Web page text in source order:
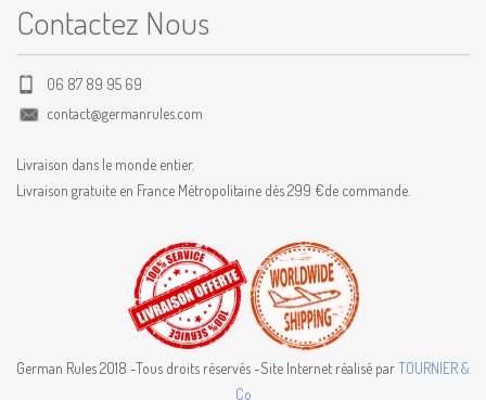
Contactez Nous
06 87 89 95 69
contact@germanrules.com
Livraison dans le monde entier.
Livraison gratuite en France Métropolitaine dès 299 €de commande.
German Rules 2018 -Tous droits réservés -Site Internet réalisé parTOURNIER &
Co